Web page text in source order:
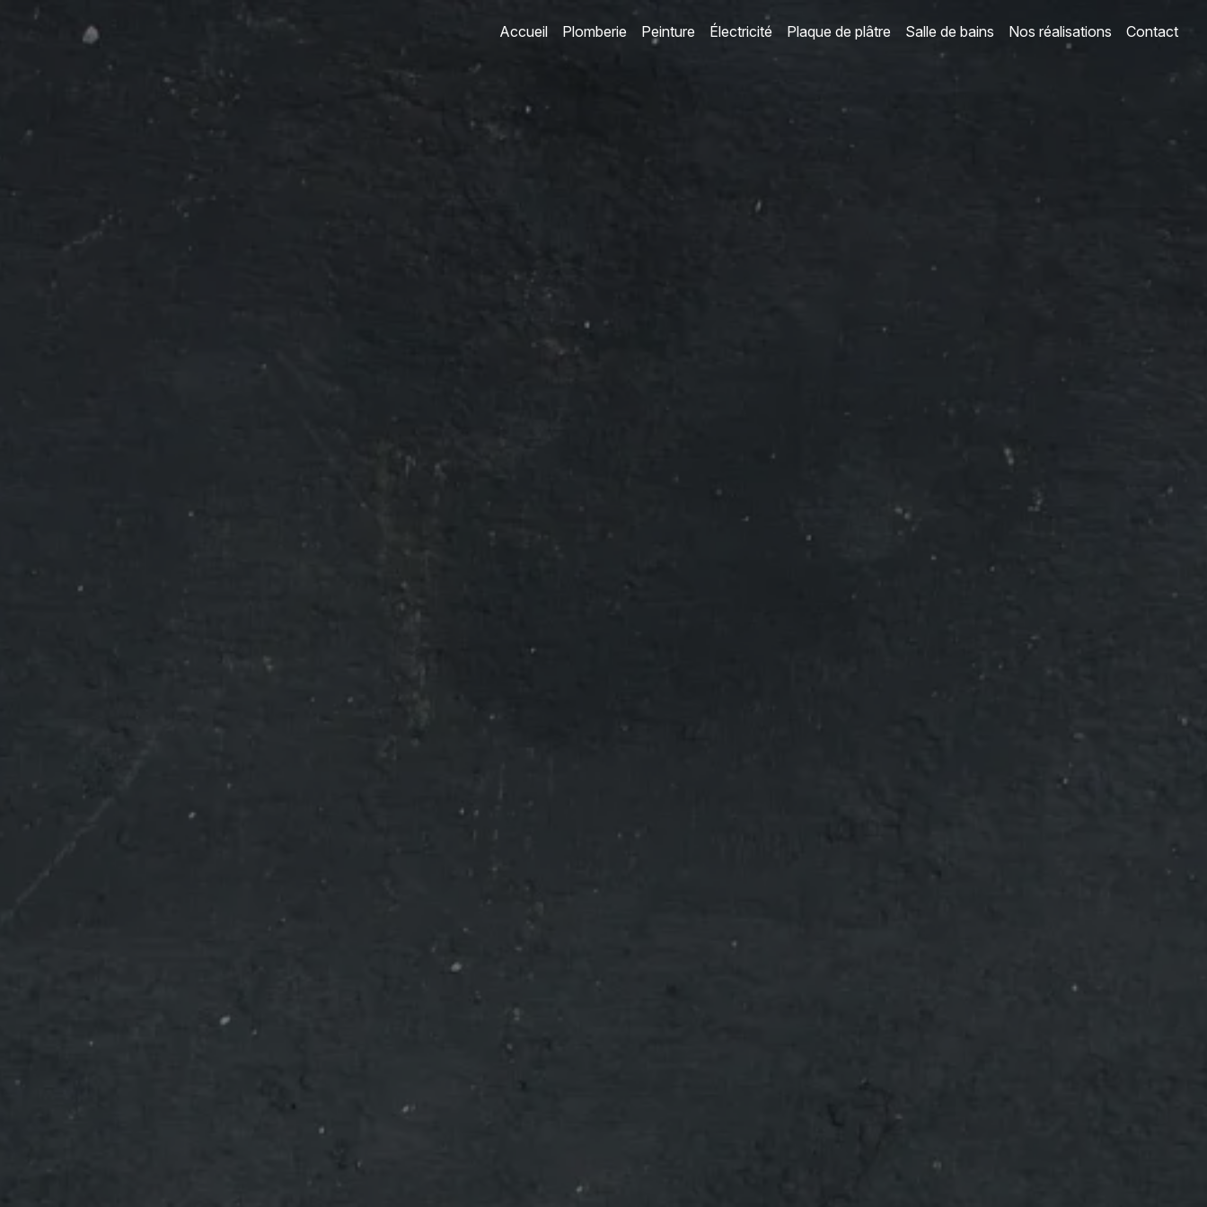
Accueil Plomberie Peinture Électricité Plaque de plâtre Salle de bains Nos réalisations Contact